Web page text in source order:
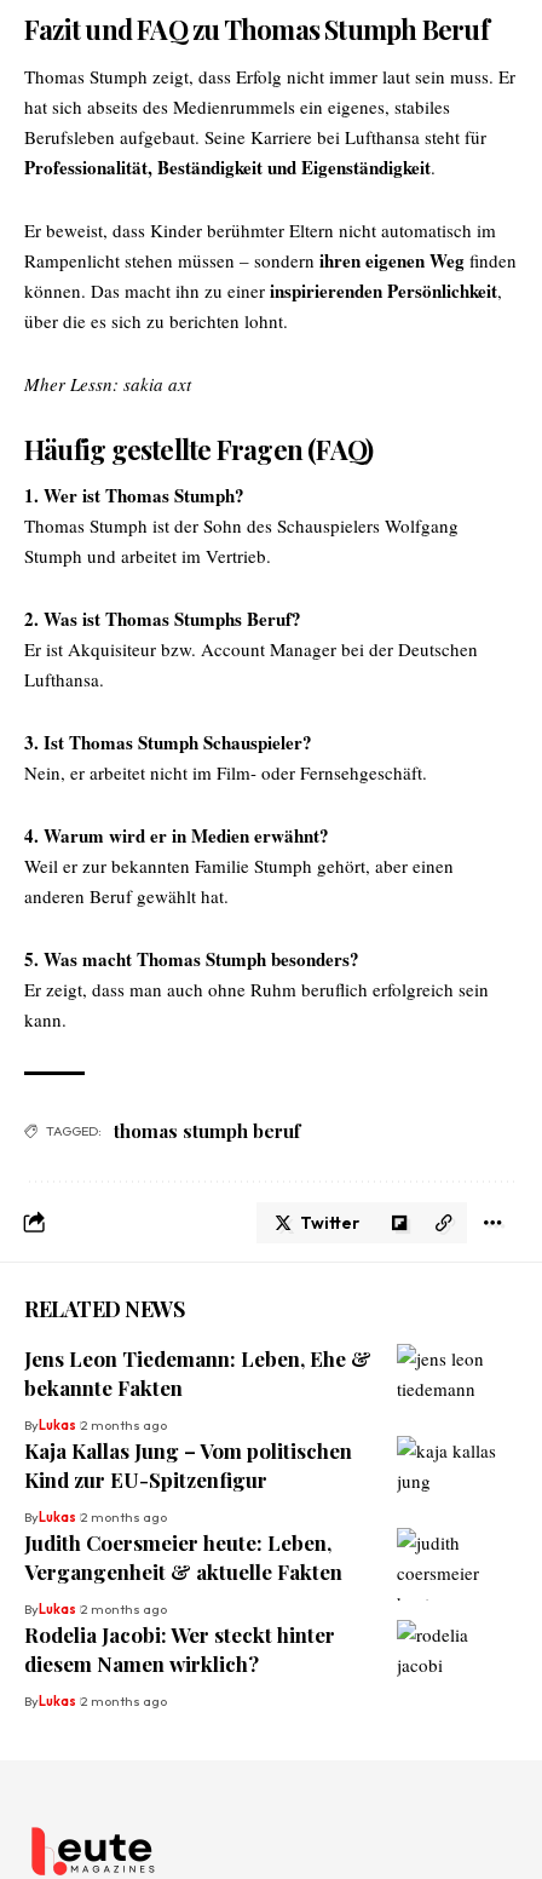
Fazit und FAQ zu Thomas Stumph Beruf
Thomas Stumph zeigt, dass Erfolg nicht immer laut sein muss. Er
hat sich abseits des Medienrummels ein eigenes, stabiles
Berufsleben aufgebaut. Seine Karriere bei Lufthansa steht für
Professionalität, Beständigkeit und Eigenständigkeit.
Er beweist, dass Kinder berühmter Eltern nicht automatisch im
Rampenlicht stehen müssen – sondern ihren eigenen Weg finden
können. Das macht ihn zu einer inspirierenden Persönlichkeit,
über die es sich zu berichten lohnt.
Mher Lessn: sakia axt
Häufig gestellte Fragen (FAQ)
1. Wer ist Thomas Stumph?
Thomas Stumph ist der Sohn des Schauspielers Wolfgang
Stumph und arbeitet im Vertrieb.
2. Was ist Thomas Stumphs Beruf?
Er ist Akquisiteur bzw. Account Manager bei der Deutschen
Lufthansa.
3. Ist Thomas Stumph Schauspieler?
Nein, er arbeitet nicht im Film- oder Fernsehgeschäft.
4. Warum wird er in Medien erwähnt?
Weil er zur bekannten Familie Stumph gehört, aber einen
anderen Beruf gewählt hat.
5. Was macht Thomas Stumph besonders?
Er zeigt, dass man auch ohne Ruhm beruflich erfolgreich sein
kann.
TAGGED: thomas stumph beruf
Twitter
RELATED NEWS
Jens Leon Tiedemann: Leben, Ehe &
bekannte Fakten
ByLukas 2 months ago
Kaja Kallas Jung – Vom politischen
Kind zur EU-Spitzenfigur
ByLukas 2 months ago
Judith Coersmeier heute: Leben,
Vergangenheit & aktuelle Fakten
ByLukas 2 months ago
Rodelia Jacobi: Wer steckt hinter
diesem Namen wirklich?
ByLukas 2 months ago